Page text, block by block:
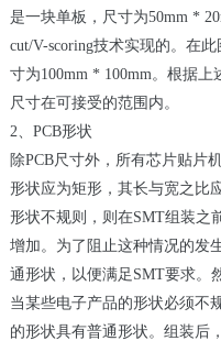
是一块单板，尺寸为50mm *
cut/V-scoring技术实现的。在
寸为100mm * 100mm。根据
尺寸在可接受的范围内。
2、PCB形状
除PCB尺寸外，所有芯片贴片
形状应为矩形，其长与宽之比
形状不规则，则在SMT组装之
增加。为了阻止这种情况的发
通形状，以便满足SMT要求。
当某些电子产品的形状必须不
的形状具有普通形状。组装后